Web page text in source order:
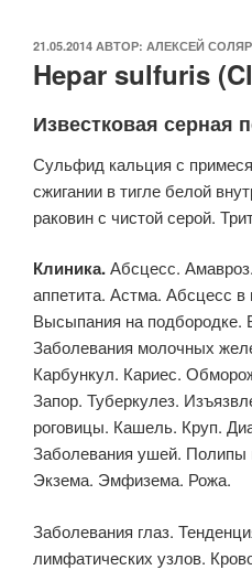
ОПУБЛИКОВАНО
21.05.2014 АВТОР: АЛЕКСЕЙ СОЛЯР
Hepar sulfuris
Известковая серная
Сульфид кальция с
сжигании в тигле белой
раковин с чистой серой.
Клиника.Абсцесс.
аппетита. Астма. Абсцесс
Высыпания на
Заболевания молочных
Карбункул. Кариес.
Запор. Туберкулез.
роговицы. Кашель. Круп.
Заболевания ушей. Полипы
Экзема. Эмфизема. Рожа.
Заболевания глаз.
лимфатических узлов.